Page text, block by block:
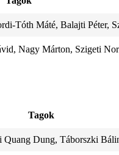
Tóth Máté, Balajti Péter,
Nagy Márton, Szigeti
Tagok
Dung, Táborszki